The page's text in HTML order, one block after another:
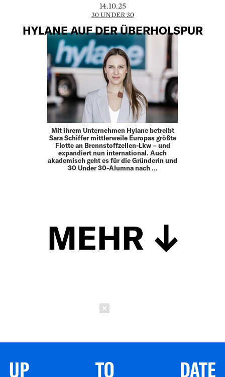
14.10.25
30 UNDER 30
HYLANE AUF DER ÜBERHOLSPUR
Mit ihrem Unternehmen Hylane betreibt
Sara Schiffer mittlerweile Europas größte
Flotte an Brennstoffzellen-Lkw – und
expandiert nun international. Auch
akademisch geht es für die Gründerin und
30 Under 30-Alumna nach …
MEHR
UP TO DATE